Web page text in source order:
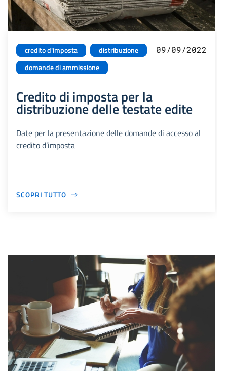
credito d'imposta
distribuzione
domande di ammissione
09/09/2022
Credito di imposta per la
distribuzione delle testate edite
Date per la presentazione delle domande di accesso al
credito d’imposta
SCOPRI TUTTO